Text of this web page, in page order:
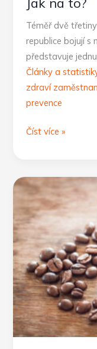
Téměř dvě
republice bojují s
představuje
Články a
zdraví
prevence
Zdravé
kompromisů:
Jak
na
to?
Číst více »